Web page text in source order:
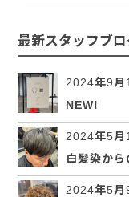
最新スタッフブ
2024年9月
NEW!
2024年5月
白髪染から
2024年5月